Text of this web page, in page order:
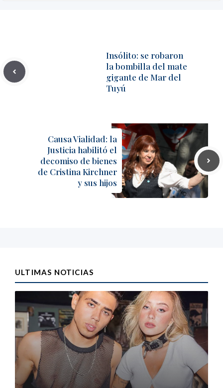
Insólito: se robaron
la bombilla del mate
gigante de Mar del
Tuyú
Causa Vialidad: la
Justicia habilitó el
decomiso de bienes
de Cristina Kirchner
y sus hijos
ULTIMAS NOTICIAS